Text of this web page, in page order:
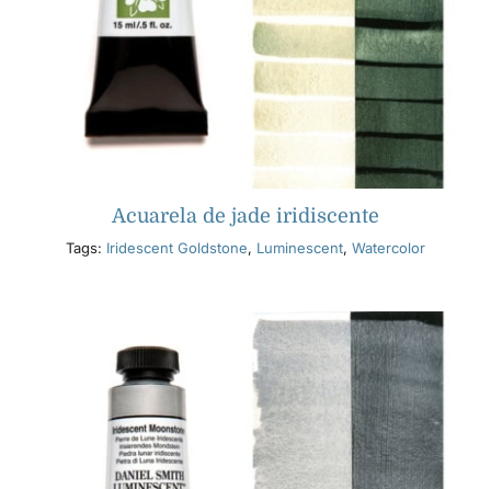
Acuarela de jade iridiscente
Tags: Iridescent Goldstone, Luminescent, Watercolor